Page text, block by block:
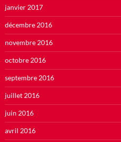
janvier 2017
décembre 2016
novembre 2016
octobre 2016
septembre 2016
juillet 2016
juin 2016
avril 2016